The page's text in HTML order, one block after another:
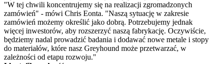
"W tej chwili koncentrujemy się na realizacji zgromadzonych
zamówień" - mówi Chris Eonta. "Naszą sytuację w zakresie
zamówień możemy określić jako dobrą. Potrzebujemy jednak
więcej inwestorów, aby rozszerzyć naszą fabrykację. Oczywiście,
będziemy nadal prowadzić badania i dodawać nowe metale i stopy
do materiałów, które nasz Greyhound może przetwarzać, w
zależności od etapu rozwoju."